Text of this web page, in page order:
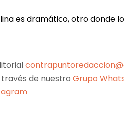
es dramático, otro donde
través de nuestroGrupo